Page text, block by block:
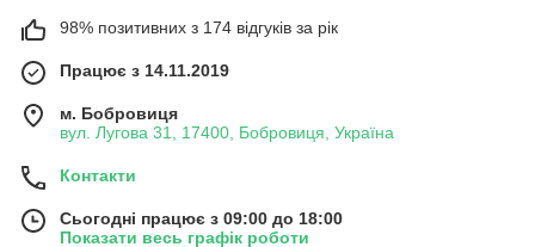
98% позитивних з 174 відгуків за рік
Працює з 14.11.2019
м. Бобровиця
вул. Лугова 31, 17400, Бобровиця, Україна
Контакти
Сьогодні працює з 09:00 до 18:00
Показати весь графік роботи